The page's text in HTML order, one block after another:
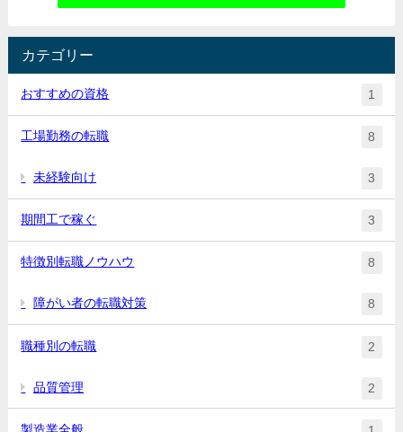
カテゴリー
おすすめの資格 1
工場勤務の転職 8
未経験向け 3
期間工で稼ぐ 3
特徴別転職ノウハウ 8
障がい者の転職対策 8
職種別の転職 2
品質管理 2
製造業全般